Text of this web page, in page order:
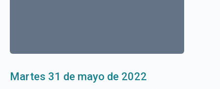
martes 31 de mayo de 2022